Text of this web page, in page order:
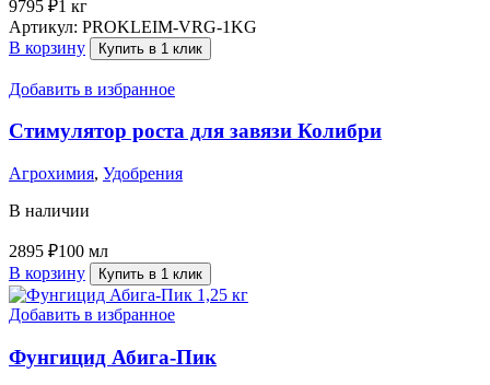
9795 ₽1 кг
Артикул: PROKLEIM-VRG-1KG
В корзину
Купить в 1 клик
Добавить в избранное
Стимулятор роста для завязи Колибри
Агрохимия, Удобрения
В наличии
2895 ₽100 мл
В корзину
Купить в 1 клик
Добавить в избранное
Фунгицид Абига-Пик